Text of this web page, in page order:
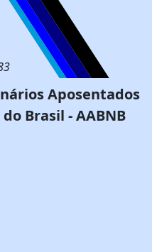
Aposentados
Brasil - AABNB